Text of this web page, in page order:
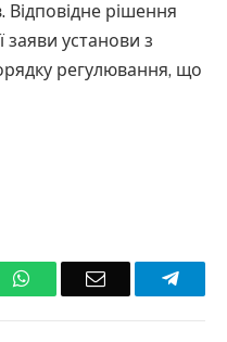
Відповідне рішення
заяви установи з
регулювання, що
WhatsAppEmail